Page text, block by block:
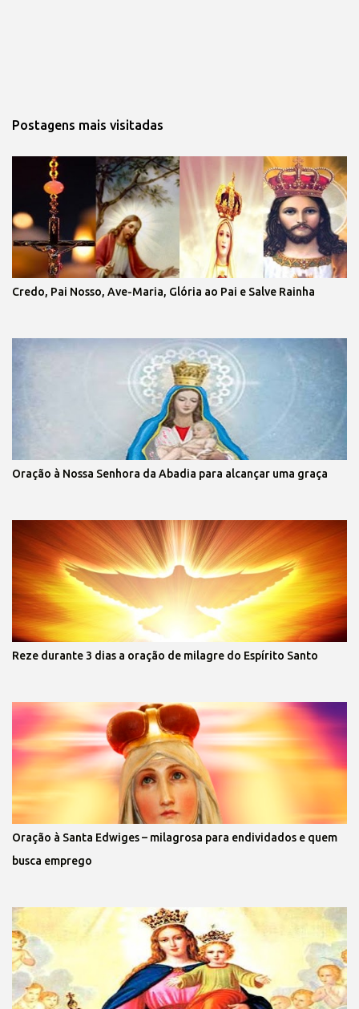
Postagens mais visitadas
Credo, Pai Nosso, Ave-Maria, Glória ao Pai e Salve Rainha
Oração à Nossa Senhora da Abadia para alcançar uma graça
Reze durante 3 dias a oração de milagre do Espírito Santo
Oração à Santa Edwiges – milagrosa para endividados e quem
busca emprego